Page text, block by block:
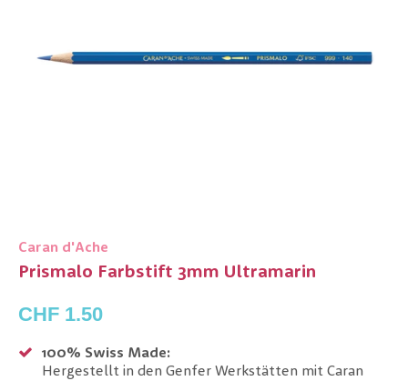
Caran d'Ache
Prismalo Farbstift 3mm Ultramarin
CHF 1.50
100% Swiss Made:
Hergestellt in den Genfer Werkstätten mit Caran